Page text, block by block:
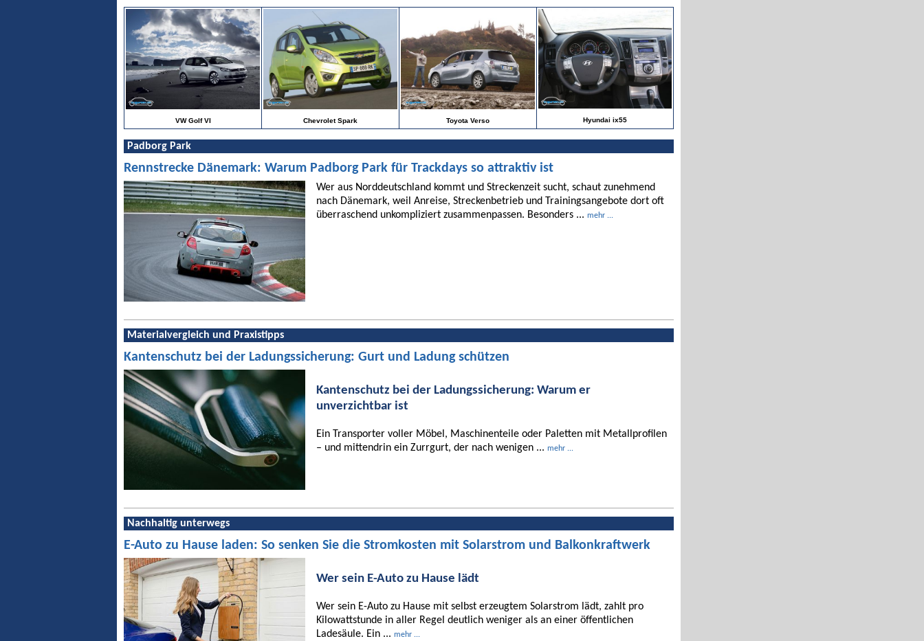
VW Golf VI Chevrolet Spark Toyota Verso Hyundai ix55
Padborg Park
Rennstrecke Dänemark: Warum Padborg Park für Trackdays so attraktiv ist
Wer aus Norddeutschland kommt und Streckenzeit sucht, schaut zunehmend
nach Dänemark, weil Anreise, Streckenbetrieb und Trainingsangebote dort oft
überraschend unkompliziert zusammenpassen. Besonders ... mehr ...
Materialvergleich und Praxistipps
Kantenschutz bei der Ladungssicherung: Gurt und Ladung schützen
Kantenschutz bei der Ladungssicherung: Warum er
unverzichtbar ist
Ein Transporter voller Möbel, Maschinenteile oder Paletten mit Metallprofilen
– und mittendrin ein Zurrgurt, der nach wenigen ... mehr ...
Nachhaltig unterwegs
E-Auto zu Hause laden: So senken Sie die Stromkosten mit Solarstrom und Balkonkraftwerk
Wer sein E-Auto zu Hause lädt
Wer sein E-Auto zu Hause mit selbst erzeugtem Solarstrom lädt, zahlt pro
Kilowattstunde in aller Regel deutlich weniger als an einer öffentlichen
Ladesäule. Ein ... mehr ...